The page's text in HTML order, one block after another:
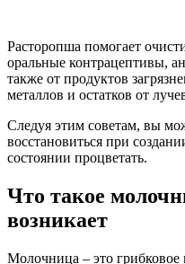
Расторопша помогает
оральные контрацептивы,
также от продуктов
металлов и остатков от
Следуя этим советам, вы
восстановиться при
состоянии процветать.
Что такое
возникает
Молочница – это грибковое